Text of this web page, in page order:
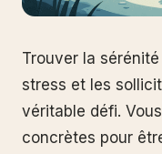
Trouver la
stress et les
véritable défi.
concrètes pour